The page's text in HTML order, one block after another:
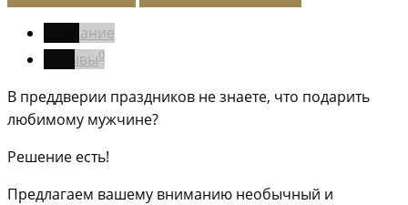
Описание
Отзывы0
В преддверии праздников не знаете, что подарить
любимому мужчине?
Решение есть!
Предлагаем вашему вниманию необычный и